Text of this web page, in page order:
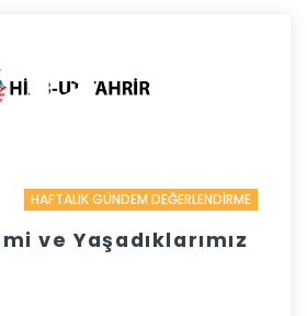
HAFTALIK GÜNDEM DEĞERLENDİRME
ve Yaşadıklarımız